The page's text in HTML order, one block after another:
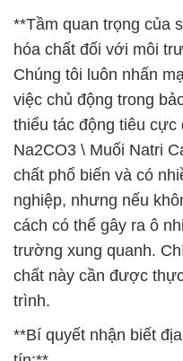
**Tầm quan trọng của
hóa chất đối với môi
Chúng tôi luôn nhấn
việc chủ động trong
thiểu tác động tiêu
Na2CO3 \ Muối Natri
chất phổ biến và có
nghiệp, nhưng nếu
cách có thể gây ra ô
trường xung quanh.
chất này cần được
trình.
**Bí quyết nhận biết